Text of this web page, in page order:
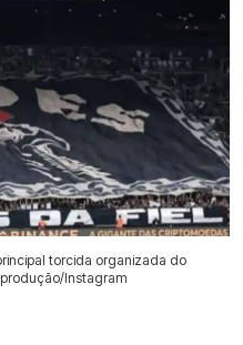
torcida organizada do
Instagram